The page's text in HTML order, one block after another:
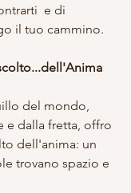
e di
il tuo cammino.
del mondo,
e dalla fretta, offro
dell'anima: un
trovano spazio e